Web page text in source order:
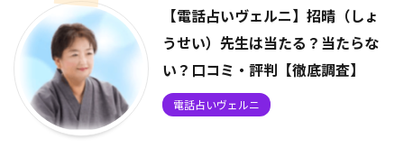
【電話占いヴェルニ】招晴（しょ
うせい）先生は当たる？当たらな
い？口コミ・評判【徹底調査】
電話占いヴェルニ